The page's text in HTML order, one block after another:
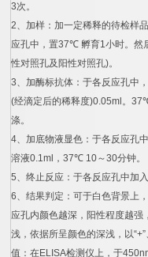
3次。
2、加样：加一定稀释的待检样品
应孔中，置37℃ 孵育1小时。然
性对照孔及阳性对照孔)。
3、加酶标抗体：于各反应孔中
(经滴定后的稀释度)0.05ml 。 37
涤。
4、加底物液显色：于各反应孔
溶液0.1ml ， 37℃ 10～30分钟。
5、终止反应：于各反应孔中加入
6、结果判定：可于白色背景上
应孔内颜色越深，阳性程度越强
浅，依据所呈颜色的深浅，以“+”
值：在ELISA检测仪上，于